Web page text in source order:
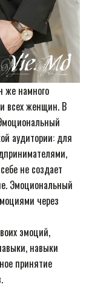
же намного
всех женщин. В
аудитории: для
не создает
Эмоциональный
через
эмоций,
навыки
принятие